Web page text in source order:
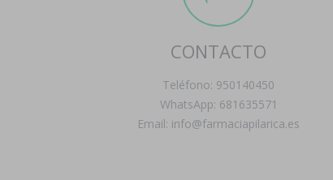
CONTACTO
Teléfono: 950140450
WhatsApp: 681635571
Email: info@farmaciapilarica.es